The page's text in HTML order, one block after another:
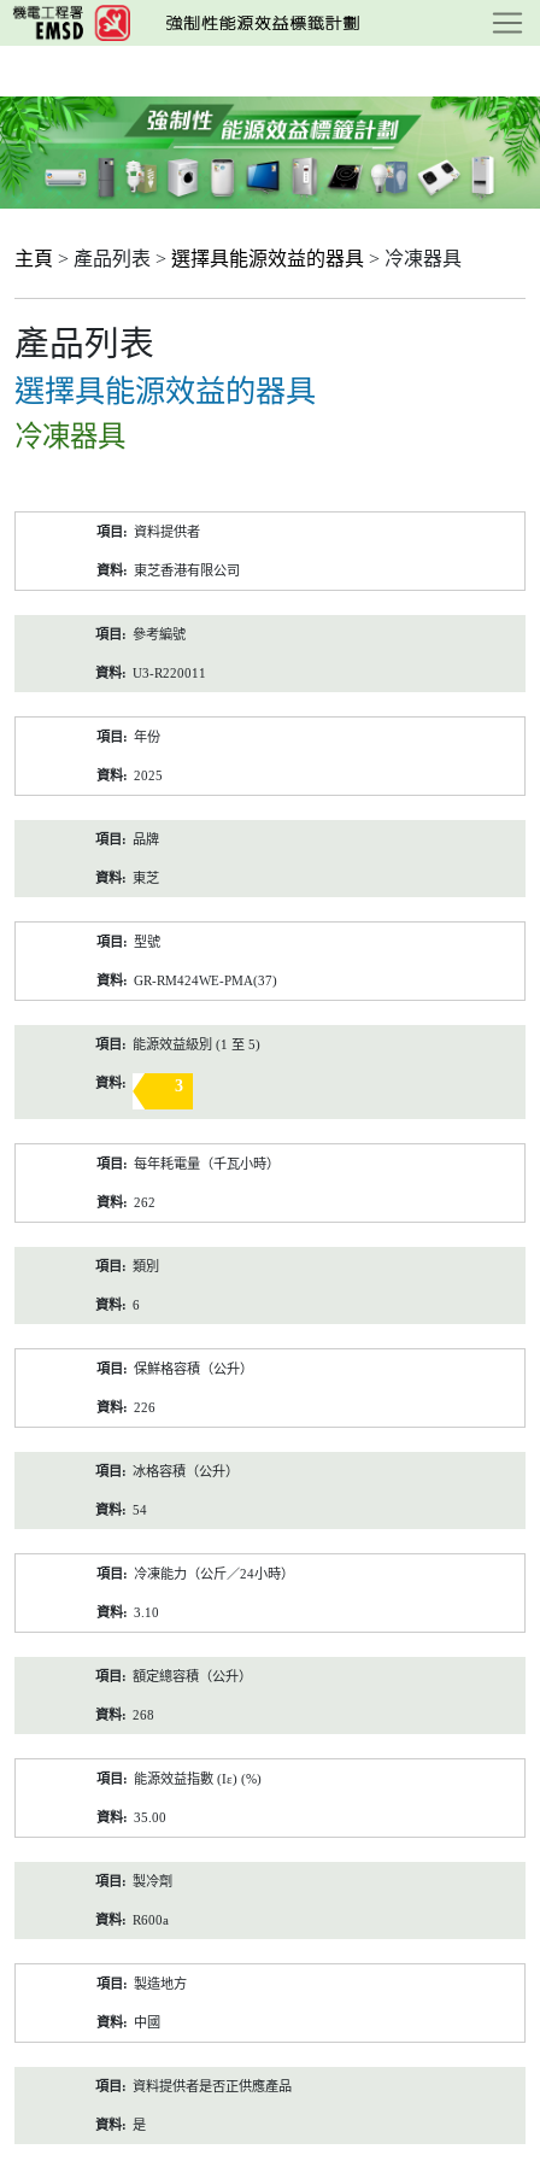
跳
至
要
內
容
主頁 > 產品列表 > 選擇具能源效益的器具 > 冷凍器具
產品列表
選擇具能源效益的器具
冷凍器具
資料提供者
東芝香港有限公司
參考編號
U3-R220011
年份
2025
品牌
東芝
型號
GR-RM424WE-PMA(37)
能源效益級別 (1 至 5)
3
每年耗電量（千瓦小時）
262
類別
6
保鮮格容積（公升）
226
冰格容積（公升）
54
冷凍能力（公斤／24小時）
3.10
額定總容積（公升）
268
能源效益指數 (Iε) (%)
35.00
製冷劑
R600a
製造地方
中國
資料提供者是否正供應產品
是